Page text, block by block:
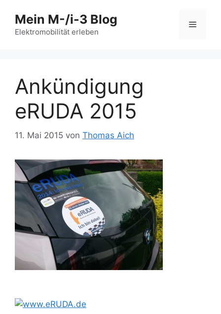
Inhalt
springen
Mein M-/i-3 Blog
Elektromobilität erleben
Menü
Ankündigung
eRUDA 2015
11. Mai 2015 von Thomas Aich